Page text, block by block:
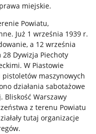
miejskie.
Powiatu,
Już 1 września 1939 r.
a 12 września
Dywizja Piechoty
W Piastowie
maszynowych
działania sabotażowe
Bliskość Warszawy
z terenu Powiatu
tutaj organizacje